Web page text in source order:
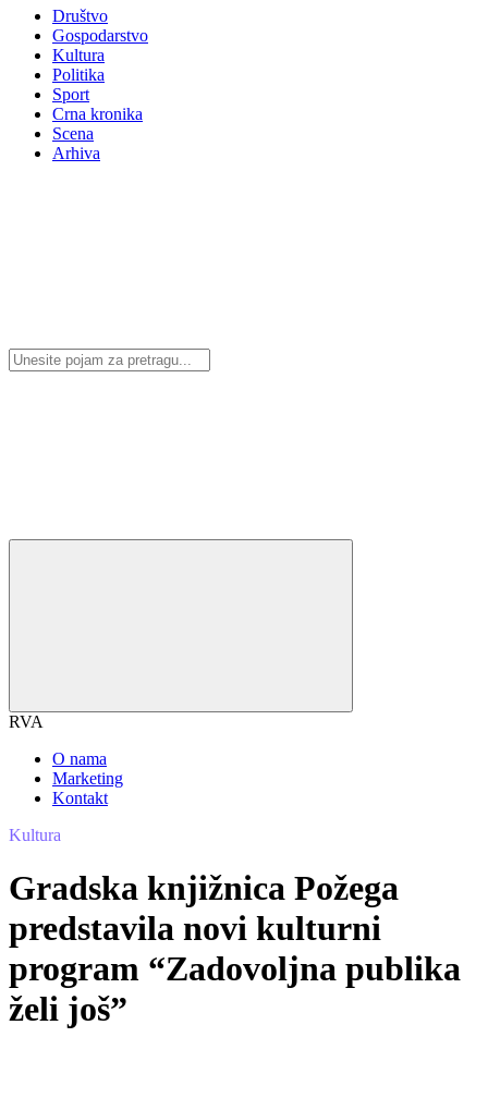
Društvo
Gospodarstvo
Kultura
Politika
Sport
Crna kronika
Scena
Arhiva
RVA
O nama
Marketing
Kontakt
Kultura
Gradska knjižnica Požega
predstavila novi kulturni
program “Zadovoljna publika
želi još”